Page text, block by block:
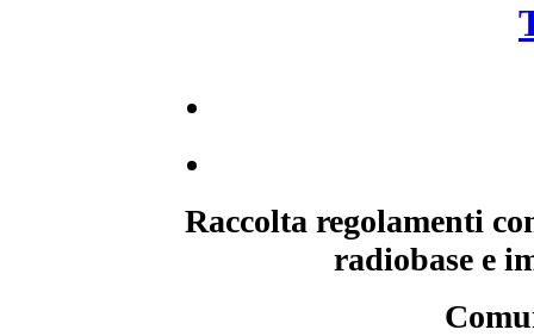
Raccolta regolamenti
radiobase e